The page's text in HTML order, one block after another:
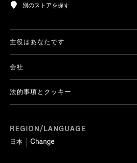
別のストアを探す
REGION/LANGUAGE
日本
Change
主役はあなたです
会社
法的事項とクッキー